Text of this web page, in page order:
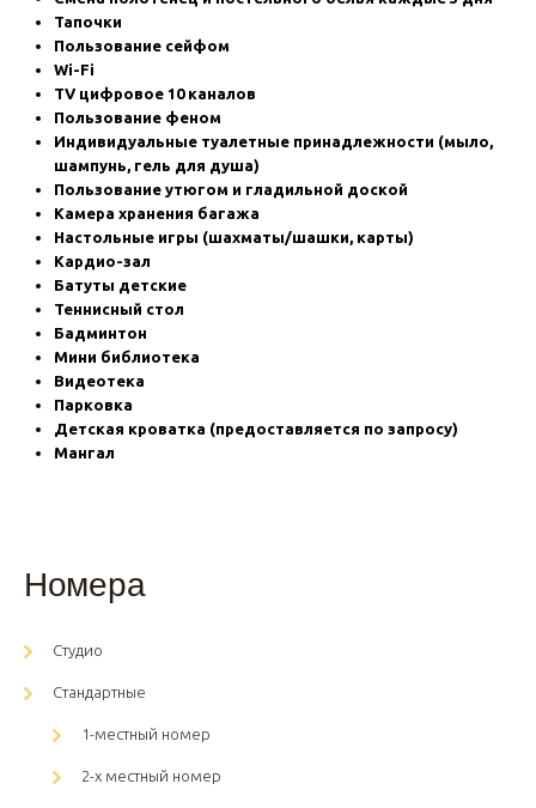
Тапочки
Пользование сейфом
Wi-Fi
TV цифровое 10 каналов
Пользование феном
Индивидуальные туалетные принадлежности (мыло,
шампунь, гель для душа)
Пользование утюгом и гладильной доской
Камера хранения багажа
Настольные игры (шахматы/шашки, карты)
Кардио-зал
Батуты детские
Теннисный стол
Бадминтон
Мини библиотека
Видеотека
Парковка
Детская кроватка (предоставляется по запросу)
Мангал
Номера
Студио
Стандартные
1-местный номер
2-х местный номер